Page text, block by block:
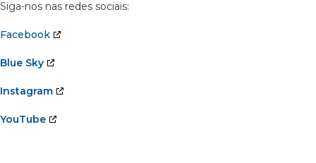
Siga-nos nas redes sociais:
Facebook
Blue Sky
Instagram
YouTube